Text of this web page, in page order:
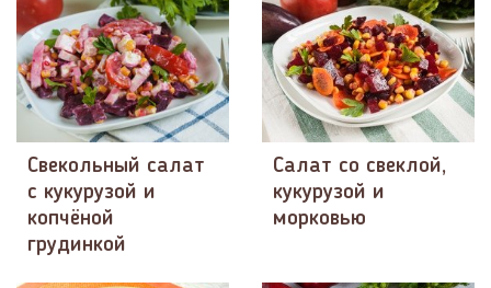
Свекольный салат
с кукурузой и
копчёной
грудинкой
Салат со свеклой,
кукурузой и
морковью